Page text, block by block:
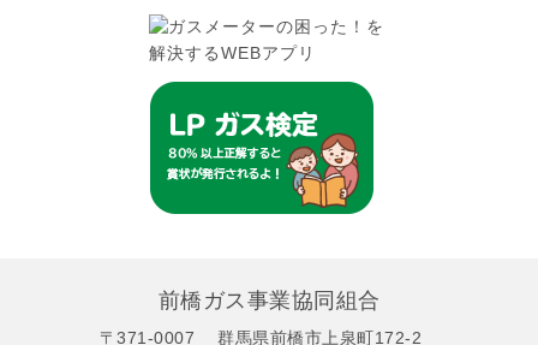
前橋ガス事業協同組合
〒371-0007 群馬県前橋市上泉町172-2